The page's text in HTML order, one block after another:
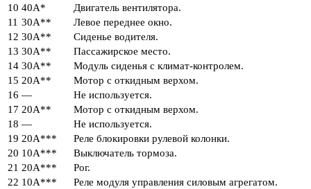
10 40А*
Двигатель вентилятора.
11 30А**
Левое переднее окно.
12 30А**
Сиденье водителя.
13 30А**
Пассажирское место.
14 30А**
Модуль сиденья с климат-контролем.
15 20А**
Мотор с откидным верхом.
16 —
Не используется.
17 20А**
Мотор с откидным верхом.
18 —
Не используется.
19 20А***
Реле блокировки рулевой колонки.
20 10А***
Выключатель тормоза.
21 20А***
Рог.
22 10А***
Реле модуля управления силовым агрегатом.